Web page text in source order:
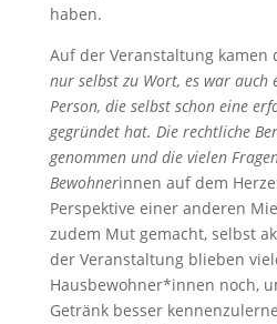
haben.
Auf der Veranstaltung kamen
nur selbst zu Wort, es war auch
Person, die selbst schon eine
gegründet hat. Die rechtliche
genommen und die vielen
Bewohnerinnen auf dem
Perspektive einer anderen
zudem Mut gemacht, selbst
der Veranstaltung blieben
Hausbewohner*innen noch,
Getränk besser